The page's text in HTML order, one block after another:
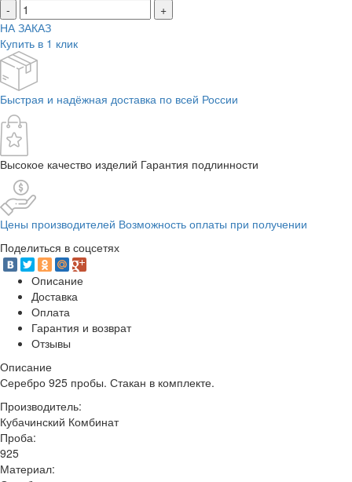
-
+
НА ЗАКАЗ
Купить в 1 клик
Быстрая и надёжная доставка по всей России
Высокое качество изделий Гарантия подлинности
Цены производителей Возможность оплаты при получении
Поделиться в соцсетях
Описание
Доставка
Оплата
Гарантия и возврат
Отзывы
Описание
Серебро 925 пробы. Стакан в комплекте.
Производитель:
Кубачинский Комбинат
Проба:
925
Материал: